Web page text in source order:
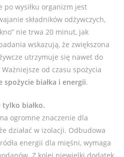
po wysiłku organizm jest
składników odżywczych,
nie trwa 20 minut, jak
wskazują, że zwiększona
utrzymuje się nawet do
od czasu spożycia
spożycie białka i energii.
białko.
ogromne znaczenie dla
działać w izolacji. Odbudowa
energii dla mięśni, wymaga